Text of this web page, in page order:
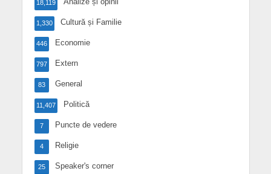
18,119
Cultură și Familie
1,330
Economie
446
Extern
797
General
83
Politică
11,407
Puncte de vedere
7
Religie
4
Speaker's corner
25